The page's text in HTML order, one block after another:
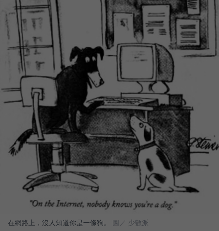
在網路上，沒人知道你是一條狗。 圖／ 少數派